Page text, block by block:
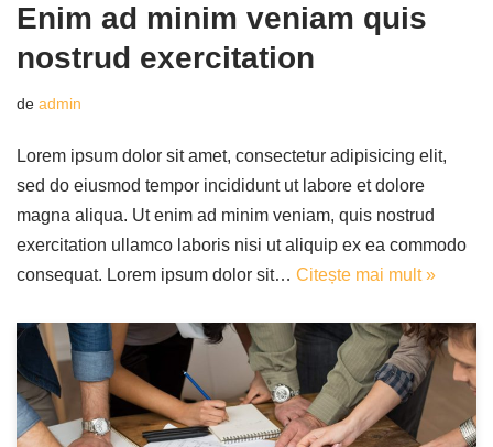
Enim ad minim veniam quis
nostrud exercitation
de admin
Lorem ipsum dolor sit amet, consectetur adipisicing elit,
sed do eiusmod tempor incididunt ut labore et dolore
magna aliqua. Ut enim ad minim veniam, quis nostrud
exercitation ullamco laboris nisi ut aliquip ex ea commodo
consequat. Lorem ipsum dolor sit… Citește mai mult »